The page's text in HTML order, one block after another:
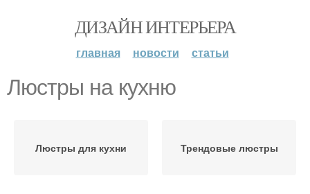
ДИЗАЙН ИНТЕРЬЕРА
главная новости статьи
Люстры на кухню
Люстры для кухни Трендовые люстры